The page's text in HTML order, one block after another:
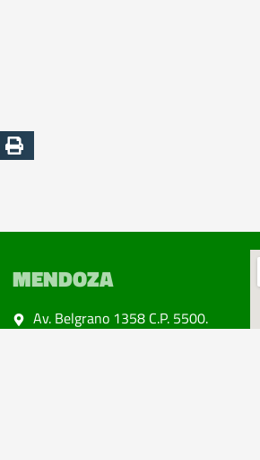
MENDOZA
Av. Belgrano 1358 C.P. 5500.